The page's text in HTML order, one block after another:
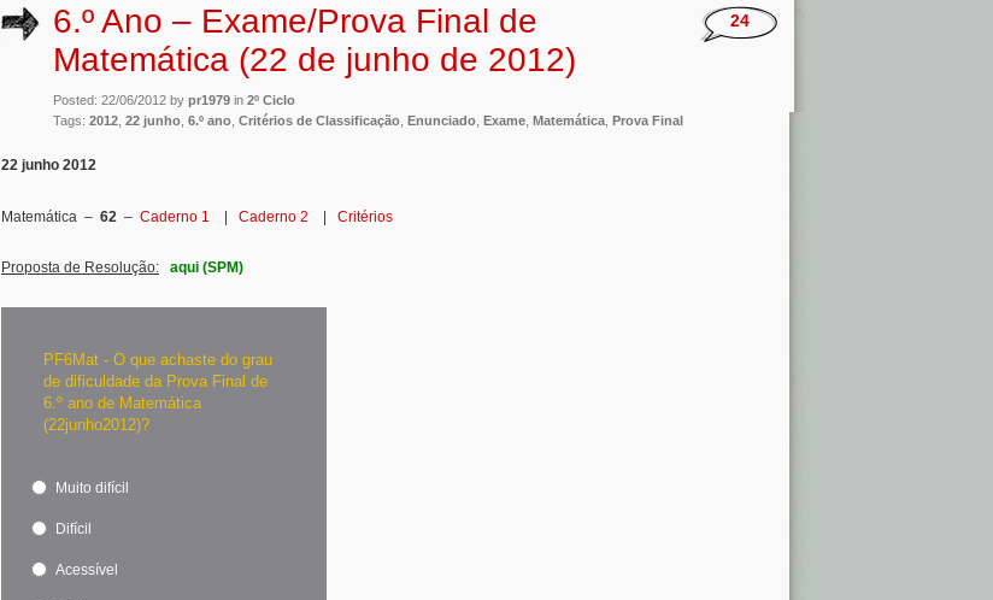
6.º Ano – Exame/Prova Final de
Matemática (22 de junho de 2012)
Posted: 22/06/2012 by pr1979 in 2º Ciclo
Tags: 2012 22 junho 6.º ano Critérios de Classificação Enunciado Exame Matemática Prova Final
24
22 junho 2012
Matemática – 62 – Caderno 1 | Caderno 2 | Critérios
Proposta de Resolução: aqui (SPM)
PF6Mat - O que achaste do grau
de dificuldade da Prova Final de
6.º ano de Matemática
(22junho2012)?
Muito difícil
Difícil
Acessível